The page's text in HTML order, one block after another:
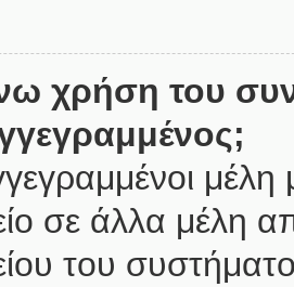
χρήση του
σε άλλα μέλη
του